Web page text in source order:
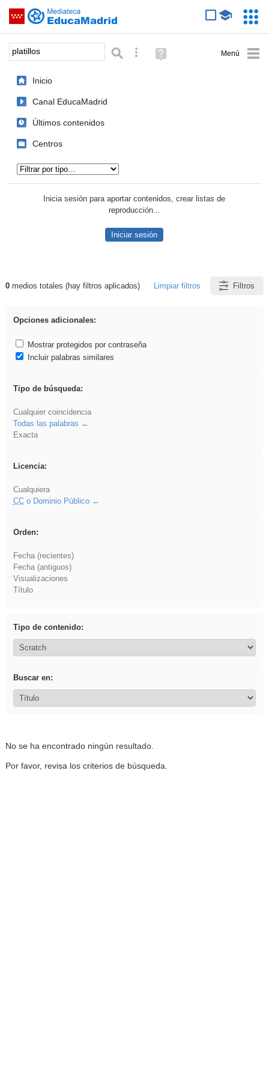
Saltar navegación
Palabra o frase: Búsqueda avanzada
Ayuda
(en
Inicio
Canal EducaMadrid
Últimos contenidos
Centros
Inicia sesión para aportar contenidos, crear listas de
reproducción...
Iniciar sesión
Resultados de: platillos
0medios totales (hay filtros aplicados) Limpiar filtros Filtros
Opciones adicionales:
Mostrar protegidos por contraseña
Incluir palabras similares
Tipo de búsqueda:
Cualquier coincidencia
Todas las palabras
Exacta
Licencia:
Cualquiera
CCo Dominio Público
Orden:
Fecha (recientes)
Fecha (antiguos)
Visualizaciones
Título
Tipo de contenido:
Buscar en:
No se ha encontrado ningún resultado.
Por favor, revisa los criterios de búsqueda.